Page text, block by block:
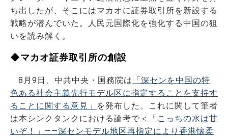
ち出したが、そこにはマカオに証券取引所を新設する
戦略が潜んでいた。人民元国際化を強化する中国の狙
いを読み解く。
◆マカオ証券取引所の創設
8月9日、中共中央・国務院は 「深センを中国の特
色ある社会主義先行モデル区に指定することを支持す
ることに関する意見」
を発布した。これに関して筆者
は本シンクタンクにおける論考で ＜「こっちの水は甘
いぞ！」――深センモデル地区再指定により香港懐柔